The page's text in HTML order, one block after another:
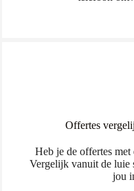
Offertes
Heb je de offertes met
Vergelijk vanuit de luie
jou